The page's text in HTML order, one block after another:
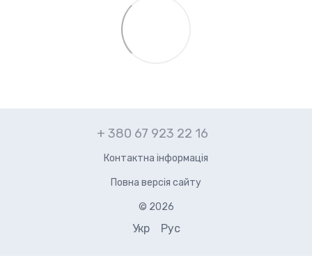
+ 380 67 923 22 16
Контактна інформація
Повна версія сайту
© 2026
Укр Рус